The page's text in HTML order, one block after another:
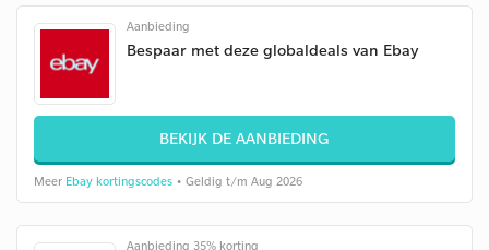
Aanbieding
Bespaar met deze globaldeals van Ebay
BEKIJK DE AANBIEDING
Meer Ebay kortingscodes • Geldig t/m Aug 2026
Aanbieding 35% korting